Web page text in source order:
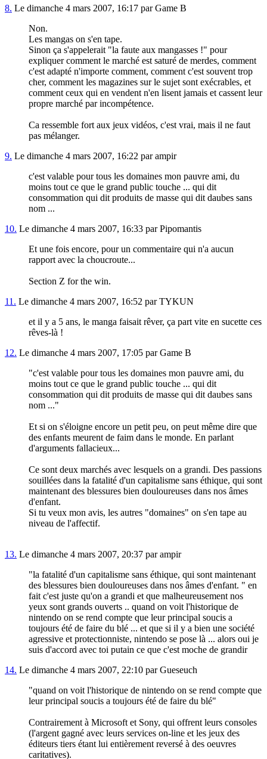
8. Le dimanche 4 mars 2007, 16:17 par Game B
Non.
Les mangas on s'en tape.
Sinon ça s'appelerait "la faute aux mangasses !" pour
expliquer comment le marché est saturé de merdes, comment
c'est adapté n'importe comment, comment c'est souvent trop
cher, comment les magazines sur le sujet sont exécrables, et
comment ceux qui en vendent n'en lisent jamais et cassent leur
propre marché par incompétence.
Ca ressemble fort aux jeux vidéos, c'est vrai, mais il ne faut
pas mélanger.
9. Le dimanche 4 mars 2007, 16:22 par ampir
c'est valable pour tous les domaines mon pauvre ami, du
moins tout ce que le grand public touche ... qui dit
consommation qui dit produits de masse qui dit daubes sans
nom ...
10. Le dimanche 4 mars 2007, 16:33 par Pipomantis
Et une fois encore, pour un commentaire qui n'a aucun
rapport avec la choucroute...
Section Z for the win.
11. Le dimanche 4 mars 2007, 16:52 par TYKUN
et il y a 5 ans, le manga faisait rêver, ça part vite en sucette ces
rêves-là !
12. Le dimanche 4 mars 2007, 17:05 par Game B
"c'est valable pour tous les domaines mon pauvre ami, du
moins tout ce que le grand public touche ... qui dit
consommation qui dit produits de masse qui dit daubes sans
nom ..."
Et si on s'éloigne encore un petit peu, on peut même dire que
des enfants meurent de faim dans le monde. En parlant
d'arguments fallacieux...
Ce sont deux marchés avec lesquels on a grandi. Des passions
souillées dans la fatalité d'un capitalisme sans éthique, qui sont
maintenant des blessures bien douloureuses dans nos âmes
d'enfant.
Si tu veux mon avis, les autres "domaines" on s'en tape au
niveau de l'affectif.
13. Le dimanche 4 mars 2007, 20:37 par ampir
"la fatalité d'un capitalisme sans éthique, qui sont maintenant
des blessures bien douloureuses dans nos âmes d'enfant. " en
fait c'est juste qu'on a grandi et que malheureusement nos
yeux sont grands ouverts .. quand on voit l'historique de
nintendo on se rend compte que leur principal soucis a
toujours été de faire du blé ... et que si il y a bien une société
agressive et protectionniste, nintendo se pose là ... alors oui je
suis d'accord avec toi putain ce que c'est moche de grandir
14. Le dimanche 4 mars 2007, 22:10 par Gueseuch
"quand on voit l'historique de nintendo on se rend compte que
leur principal soucis a toujours été de faire du blé"
Contrairement à Microsoft et Sony, qui offrent leurs consoles
(l'argent gagné avec leurs services on-line et les jeux des
éditeurs tiers étant lui entièrement reversé à des oeuvres
caritatives).